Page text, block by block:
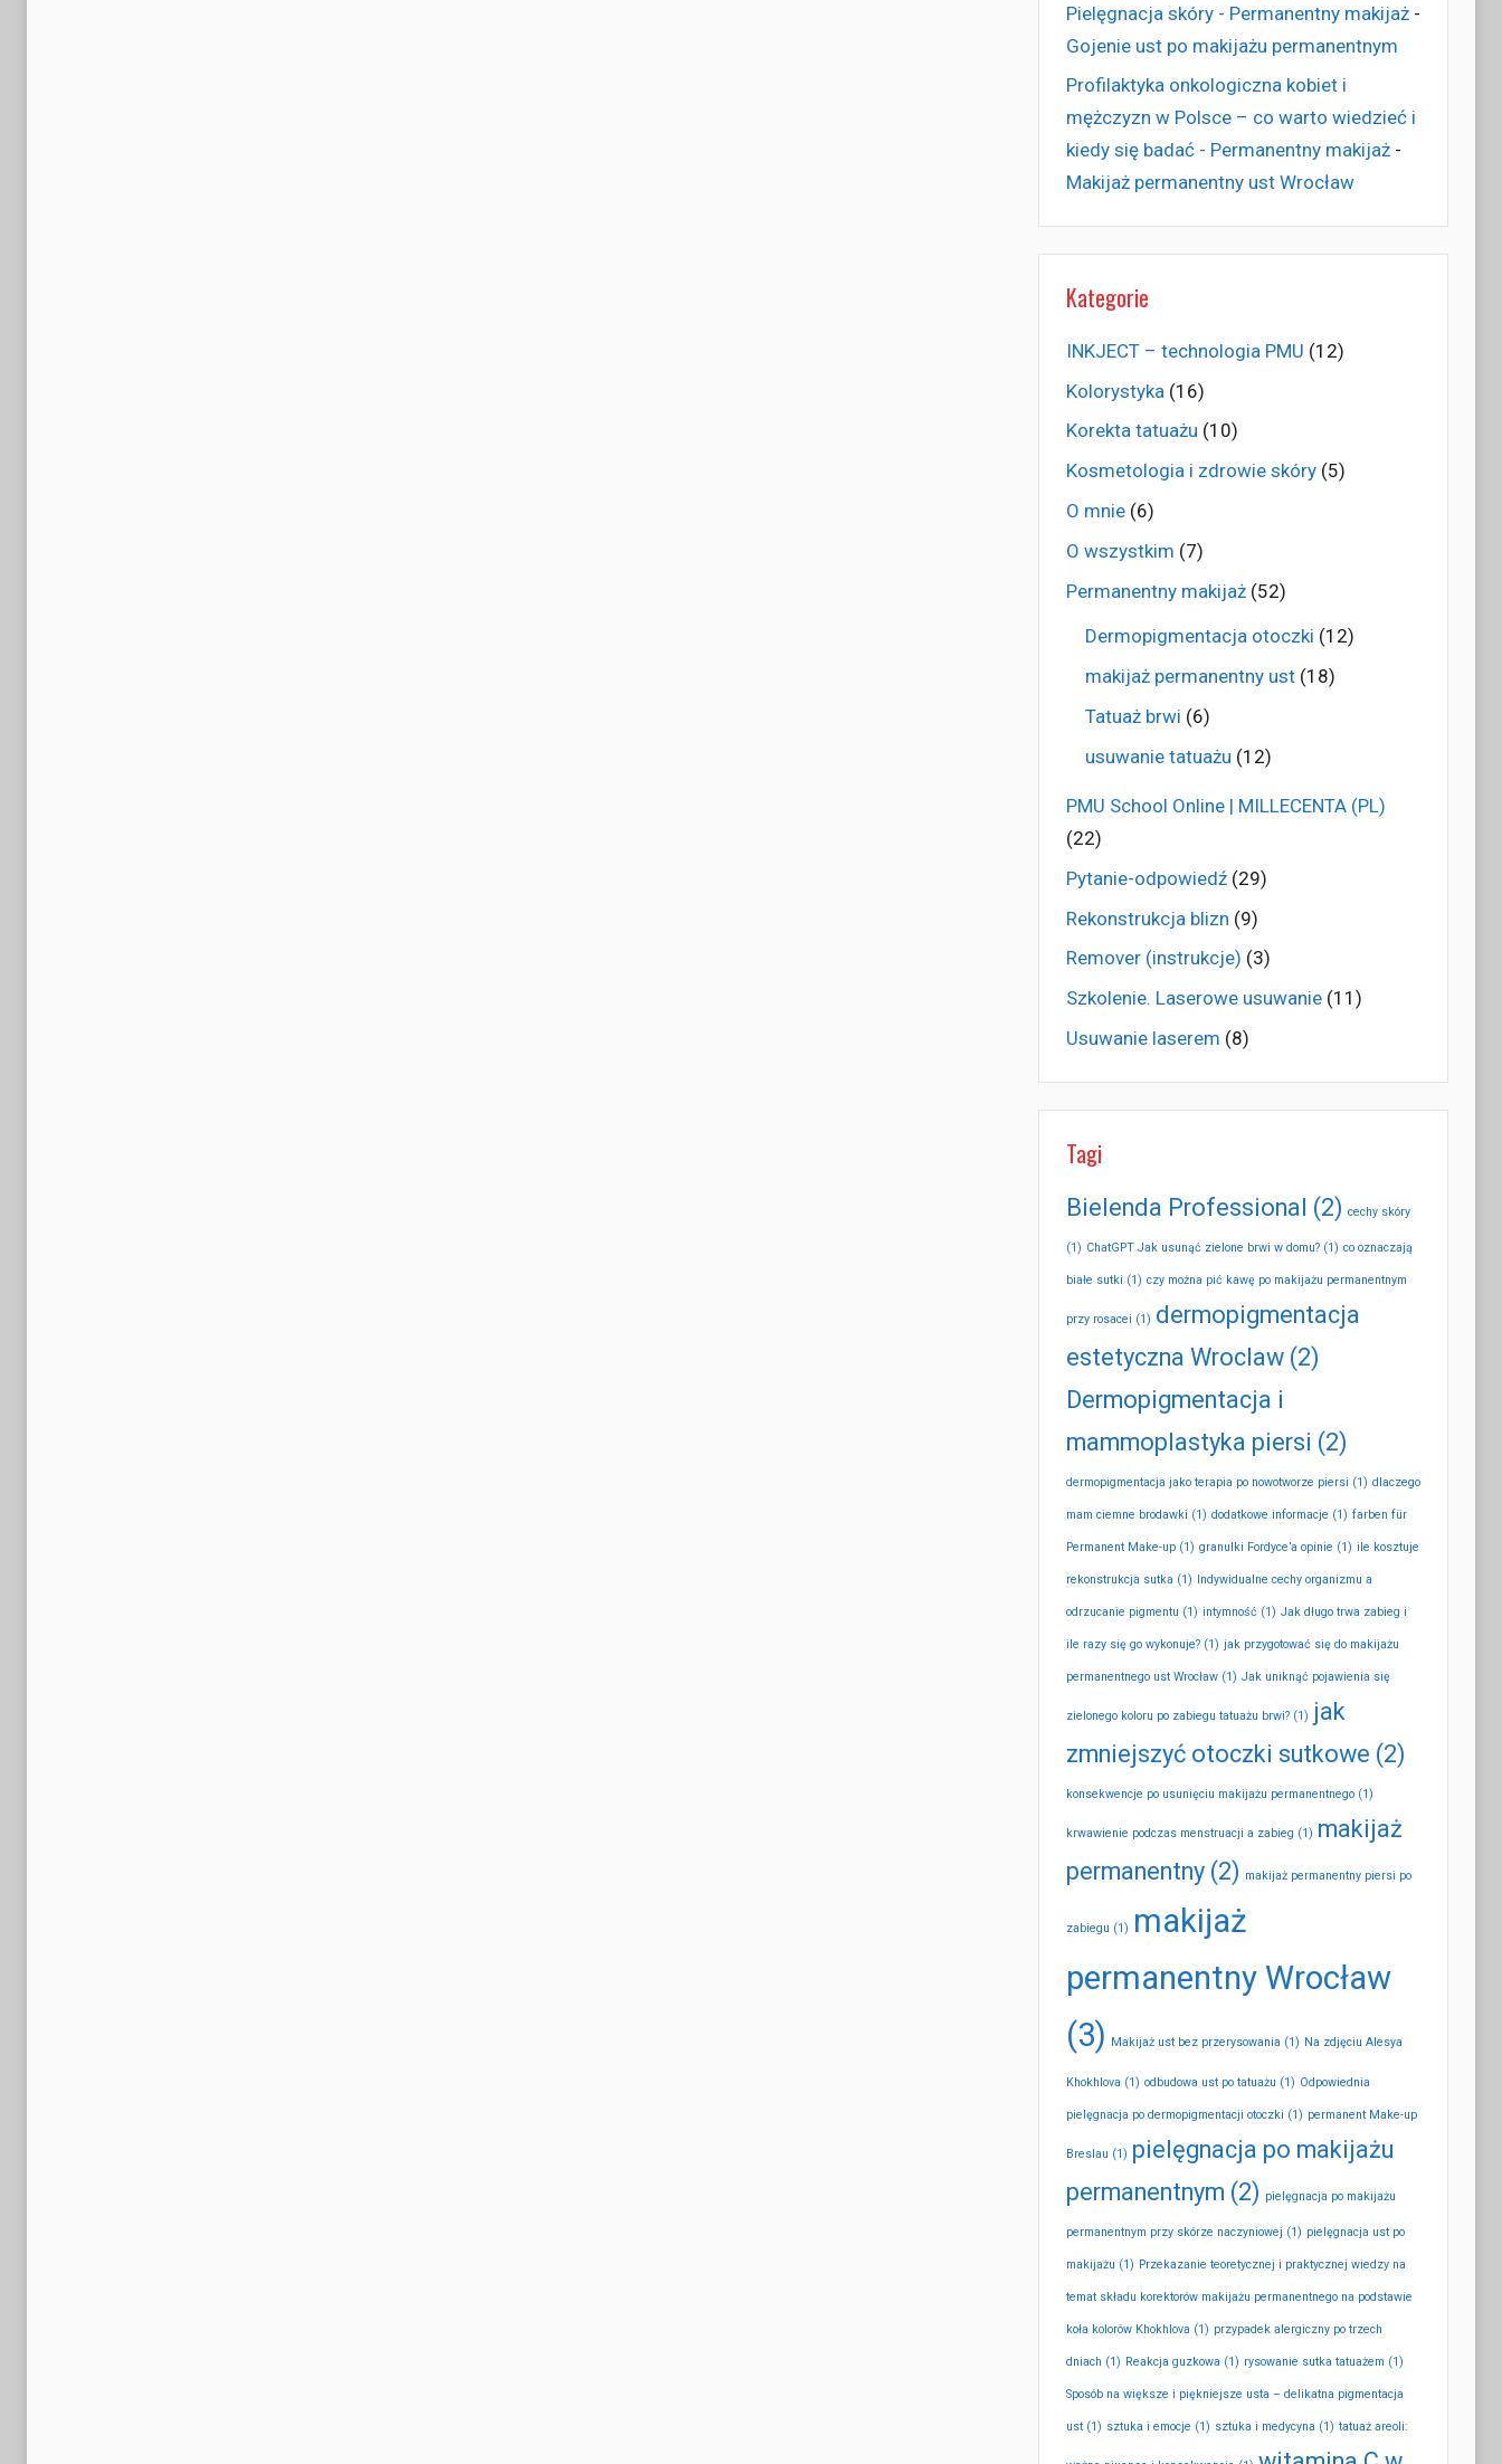
Pielęgnacja skóry - Permanentny makijaż-
Gojenie ust po makijażu permanentnym
Profilaktyka onkologiczna kobiet i
mężczyzn w Polsce – co warto wiedzieć i
kiedy się badać - Permanentny makijaż-
Makijaż permanentny ust Wrocław
Kategorie
INKJECT – technologia PMU (12)
Kolorystyka (16)
Korekta tatuażu (10)
Kosmetologia i zdrowie skóry(5)
O mnie(6)
O wszystkim (7)
Permanentny makijaż(52)
Dermopigmentacja otoczki (12)
makijaż permanentny ust(18)
Tatuaż brwi (6)
usuwanie tatuażu (12)
PMU School Online | MILLECENTA (PL)
(22)
Pytanie-odpowiedź(29)
Rekonstrukcja blizn (9)
Remover (instrukcje) (3)
Szkolenie. Laserowe usuwanie(11)
Usuwanie laserem (8)
Tagi
Bielenda Professional (2) cechy skóry
(1) ChatGPT Jak usunąć zielone brwi w domu?(1) co oznaczają
białe sutki (1) czy można pić kawę po makijażu permanentnym
przy rosacei (1) dermopigmentacja
estetyczna Wroclaw(2)
Dermopigmentacja i
mammoplastyka piersi (2)
dermopigmentacja jako terapia po nowotworze piersi (1) dlaczego
mam ciemne brodawki (1) dodatkowe informacje (1) farben für
Permanent Make-up(1) granulki Fordyce’a opinie (1) ile kosztuje
rekonstrukcja sutka (1) Indywidualne cechy organizmu a
odrzucanie pigmentu (1) intymność(1) Jak długo trwa zabieg i
ile razy się go wykonuje?(1) jak przygotować się do makijażu
permanentnego ust Wrocław(1) Jak uniknąć pojawienia się
zielonego koloru po zabiegu tatuażu brwi?(1) jak
zmniejszyć otoczki sutkowe (2)
konsekwencje po usunięciu makijażu permanentnego(1)
krwawienie podczas menstruacji a zabieg (1) makijaż
permanentny(2) makijaż permanentny piersi po
zabiegu (1) makijaż
permanentny Wrocław
(3) Makijaż ust bez przerysowania (1) Na zdjęciu Alesya
Khokhlova (1) odbudowa ust po tatuażu (1) Odpowiednia
pielęgnacja po dermopigmentacji otoczki (1) permanent Make-up
Breslau (1) pielęgnacja po makijażu
permanentnym (2) pielęgnacja po makijażu
permanentnym przy skórze naczyniowej (1) pielęgnacja ust po
makijażu (1) Przekazanie teoretycznej i praktycznej wiedzy na
temat składu korektorów makijażu permanentnego na podstawie
koła kolorów Khokhlova (1) przypadek alergiczny po trzech
dniach (1) Reakcja guzkowa (1) rysowanie sutka tatuażem (1)
Sposób na większe i piękniejsze usta – delikatna pigmentacja
ust(1) sztuka i emocje (1) sztuka i medycyna (1) tatuaż areoli: